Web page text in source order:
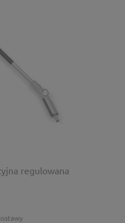
regulowana